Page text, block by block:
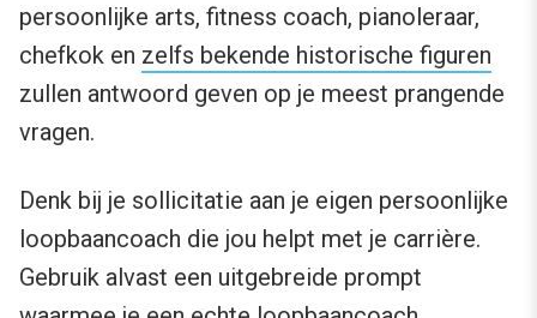
persoonlijke arts, fitness coach, pianoleraar,
chefkok en zelfs bekende historische figuren
zullen antwoord geven op je meest prangende
vragen.
Denk bij je sollicitatie aan je eigen persoonlijke
loopbaancoach die jou helpt met je carrière.
Gebruik alvast een uitgebreide prompt